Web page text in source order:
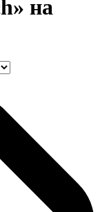
на